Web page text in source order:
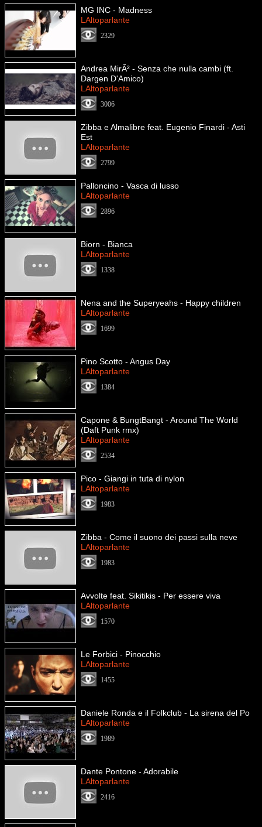
MG INC - Madness
LAltoparlante
2329
Andrea MirÃ² - Senza che nulla cambi (ft.
Dargen D'Amico)
LAltoparlante
3006
Zibba e Almalibre feat. Eugenio Finardi - Asti
Est
LAltoparlante
2799
Palloncino - Vasca di lusso
LAltoparlante
2896
Biorn - Bianca
LAltoparlante
1338
Nena and the Superyeahs - Happy children
LAltoparlante
1699
Pino Scotto - Angus Day
LAltoparlante
1384
Capone & BungtBangt - Around The World
(Daft Punk rmx)
LAltoparlante
2534
Pico - Giangi in tuta di nylon
LAltoparlante
1983
Zibba - Come il suono dei passi sulla neve
LAltoparlante
1983
Avvolte feat. Sikitikis - Per essere viva
LAltoparlante
1570
Le Forbici - Pinocchio
LAltoparlante
1455
Daniele Ronda e il Folkclub - La sirena del Po
LAltoparlante
1989
Dante Pontone - Adorabile
LAltoparlante
2416